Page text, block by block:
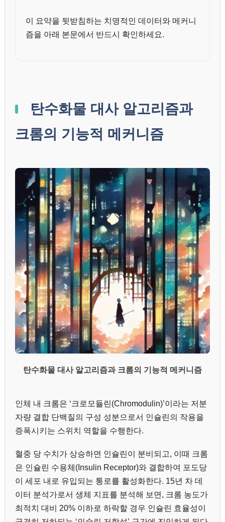
이 요약을 뒷받침하는 치명적인 데이터와 메커니
즘을 아래 본문에서 반드시 확인하세요.
탄수화물 대사 알고리즘과
크롬의 기능적 메커니즘
탄수화물 대사 알고리즘과 크롬의 기능적 메커니즘
인체 내 크롬은 ‘크로모듈린(Chromodulin)’이라는 저분
자량 결합 단백질의 구성 성분으로서 인슐린의 작용을
증폭시키는 스위치 역할을 수행한다.
혈중 당 수치가 상승하면 인슐린이 분비되고, 이때 크롬
은 인슐린 수용체(Insulin Receptor)와 결합하여 포도당
이 세포 내로 유입되는 통로를 활성화한다. 15년 차 데
이터 분석가로서 생체 지표를 분석해 보면, 크롬 농도가
최적치 대비 20% 이하로 하락할 경우 인슐린 효율성이